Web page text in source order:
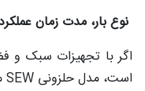
نوع بار، مدت زمان
اگر با تجهیزات سبک و
است، مدل حلزونی SEW مناسب است.